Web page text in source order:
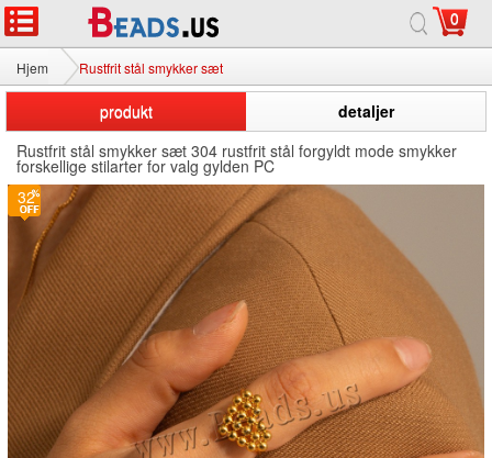
0
Hjem Rustfrit stål smykker sæt
produkt
detaljer
Rustfrit stål smykker sæt 304 rustfrit stål forgyldt mode smykker
forskellige stilarter for valg gylden PC